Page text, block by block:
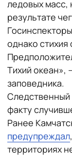
ледовых масс,
результате
однако стихия
Тихий океан»,
заповедника.
Следственный
факту
Ранее
предупреждал
территориях